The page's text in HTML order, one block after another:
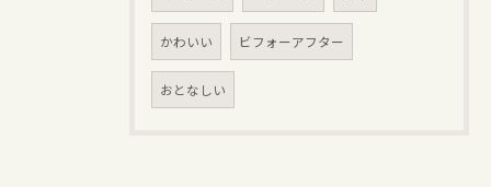
かわいい ビフォーアフター
おとなしい